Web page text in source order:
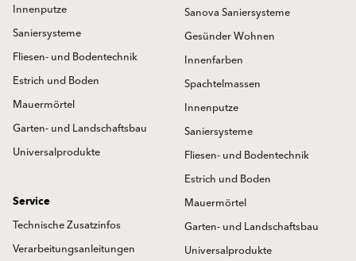
Innenputze
Saniersysteme
Fliesen- und Bodentechnik
Estrich und Boden
Mauermörtel
Garten- und Landschaftsbau
Universalprodukte
Sanova Saniersysteme
Gesünder Wohnen
Innenfarben
Spachtelmassen
Innenputze
Saniersysteme
Fliesen- und Bodentechnik
Estrich und Boden
Mauermörtel
Garten- und Landschaftsbau
Universalprodukte
Service
Technische Zusatzinfos
Verarbeitungsanleitungen